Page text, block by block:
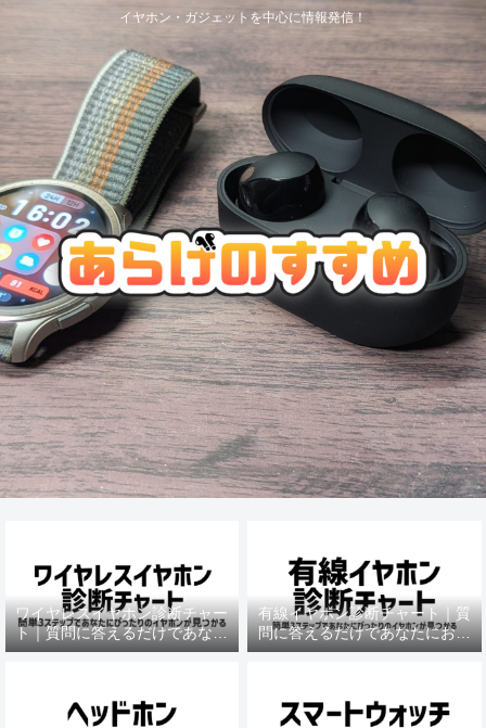
イヤホン・ガジェットを中心に情報発信！
ワイヤレスイヤホン診断チャー
ト｜質問に答えるだけであなた
におすすめの機種がわかる
有線イヤホン診断チャート｜質
問に答えるだけであなたにおす
すめの機種がわかる